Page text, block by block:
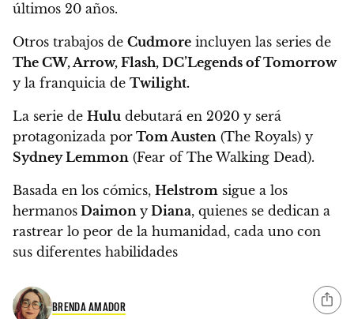
últimos 20 años.
Otros trabajos de Cudmore incluyen las series de
The CW, Arrow, Flash, DC’Legends of Tomorrow
y la franquicia de Twilight.
La serie de Huludebutará en 2020 y será
protagonizada por Tom Austen (The Royals) y
Sydney Lemmon (Fear of The Walking Dead).
Basada en los cómics, Helstrom sigue a los
hermanos Daimon y Diana, quienes se dedican a
rastrear lo peor de la humanidad, cada uno con
sus diferentes habilidades
BRENDA AMADOR